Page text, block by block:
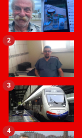
2
3
4